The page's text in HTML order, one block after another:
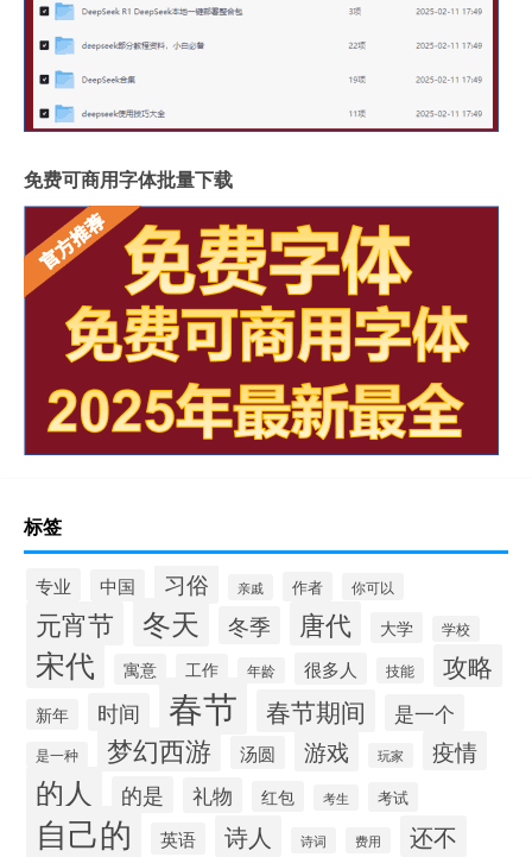
免费可商用字体批量下载
标签
专业 中国 习俗 亲戚 作者 你可以
元宵节 冬天 冬季 唐代 大学 学校
宋代 寓意 工作 年龄 很多人 技能 攻略
新年 时间 春节 春节期间 是一个
是一种 梦幻西游 汤圆 游戏 玩家 疫情
的人 的是 礼物 红包 考生 考试
自己的 英语 诗人 诗词 费用 还不